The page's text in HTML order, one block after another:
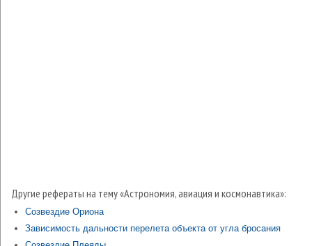
Другие рефераты на тему «Астрономия, авиация и космонавтика»:
Созвездие Ориона
Зависимость дальности перелета объекта от угла бросания